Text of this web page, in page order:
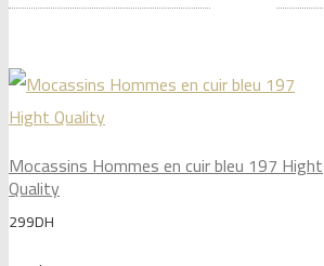
Mocassins Hommes en cuir bleu 197 Hight
Quality
299DH